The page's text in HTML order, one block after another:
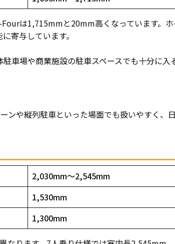
は1,715mmと20mm高くなっています。
寄与しています。
車場や商業施設の駐車スペースでも十分に入
ンや縦列駐車といった場面でも扱いやすく、
2,030mm〜2,545mm
1,530mm
1,300mm